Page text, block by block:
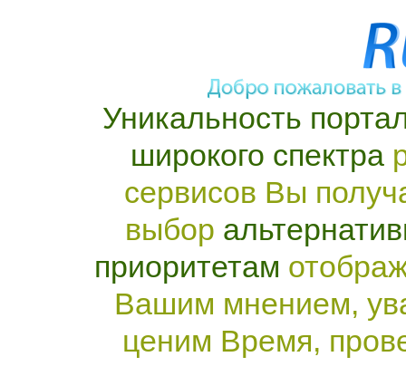
Уникальность
широкого спектра
сервисов Вы
выбор
приоритетам
Вашим мнением,
ценим Время,